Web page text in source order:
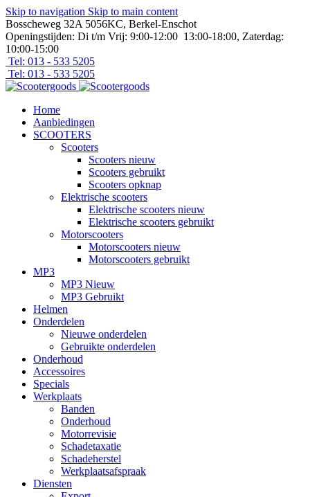
Skip to navigation Skip to main content
Bosscheweg 32A 5056KC, Berkel-Enschot
Openingstijden: Di t/m Vrij: 9:00-12:00 13:00-18:00, Zaterdag:
10:00-15:00
Tel: 013 - 533 5205
Tel: 013 - 533 5205
Home
Aanbiedingen
SCOOTERS
Scooters
Scooters nieuw
Scooters gebruikt
Scooters opknap
Elektrische scooters
Elektrische scooters nieuw
Elektrische scooters gebruikt
Motorscooters
Motorscooters nieuw
Motorscooters gebruikt
MP3
MP3 Nieuw
MP3 Gebruikt
Helmen
Onderdelen
Nieuwe onderdelen
Gebruikte onderdelen
Onderhoud
Accessoires
Specials
Werkplaats
Banden
Onderhoud
Motorrevisie
Schadetaxatie
Schadeherstel
Werkplaatsafspraak
Diensten